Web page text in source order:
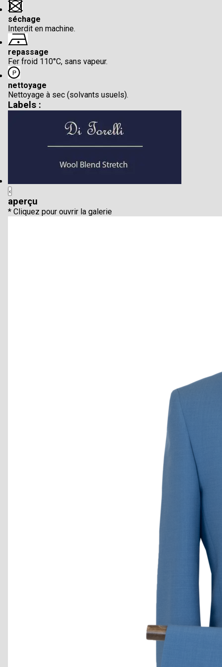
séchage
Interdit en machine.
repassage
Fer froid 110°C, sans vapeur.
nettoyage
Nettoyage à sec (solvants usuels).
Labels :
‹
aperçu
* Cliquez pour ouvrir la galerie